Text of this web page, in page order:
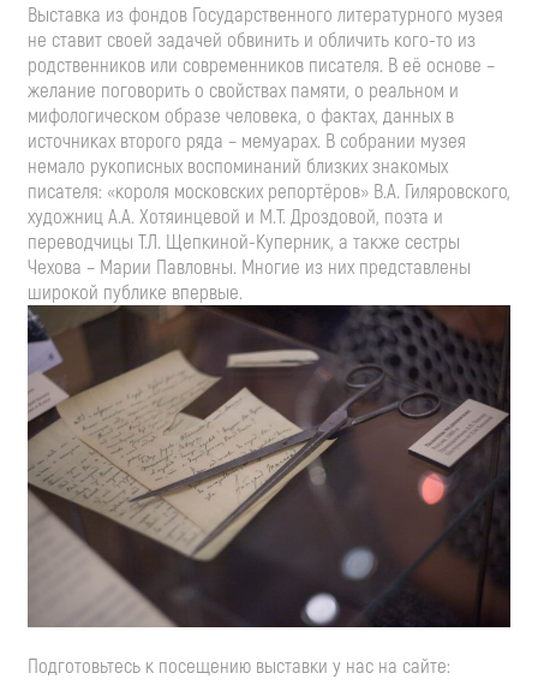
Выставка из фондов Государственного литературного музея
не ставит своей задачей обвинить и обличить кого-то из
родственников или современников писателя. В её основе –
желание поговорить о свойствах памяти, о реальном и
мифологическом образе человека, о фактах, данных в
источниках второго ряда – мемуарах. В собрании музея
немало рукописных воспоминаний близких знакомых
писателя: «короля московских репортёров» В.А. Гиляровского,
художниц А.А. Хотяинцевой и М.Т. Дроздовой, поэта и
переводчицы Т.Л. Щепкиной-Куперник, а также сестры
Чехова – Марии Павловны. Многие из них представлены
широкой публике впервые.
Подготовьтесь к посещению выставки у нас на сайте: